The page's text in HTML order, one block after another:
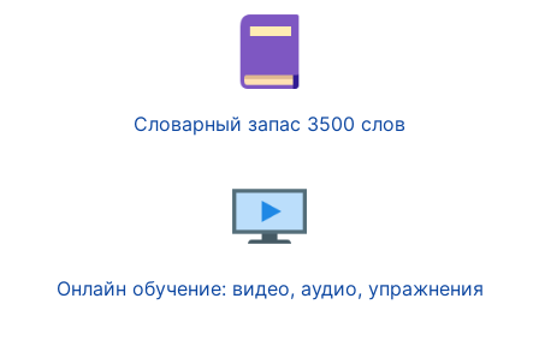
Словарный запас 3500 слов
Онлайн обучение: видео, аудио, упражнения